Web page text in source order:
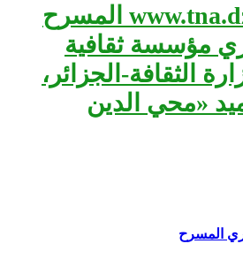
www.tna.dz المسرح
مؤسسة ثقافية
الثقافة-الجزائر،
«محي الدين
المسرح